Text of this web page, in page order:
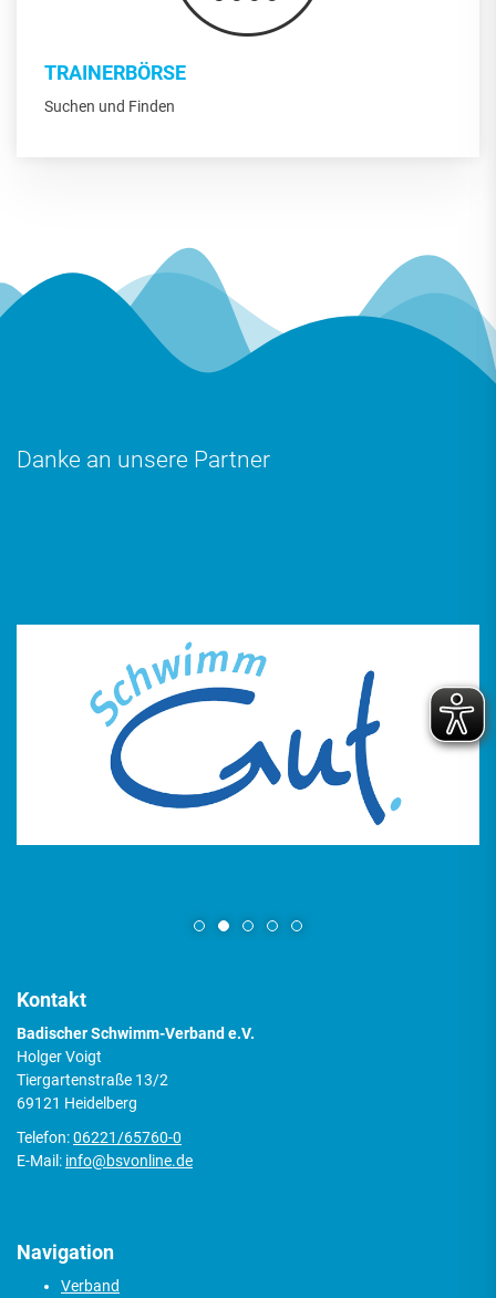
TRAINERBÖRSE
Suchen und Finden
Danke an unsere Partner
Kontakt
Badischer Schwimm-Verband e.V.
Holger Voigt
Tiergartenstraße 13/2
69121 Heidelberg
Telefon:06221/65760-0
E-Mail: info@bsvonline.de
Navigation
Verband